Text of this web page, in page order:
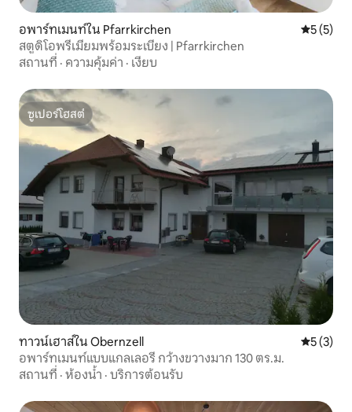
อพาร์ทเมนท์ใน Pfarrkirchen คะแนนเฉ
5 (5)
สตูดิโอพรีเมียมพร้อมระเบียง | Pfarrkirchen
สถานที่ · ความคุ้มค่า · เงียบ
ซูเปอร์โฮสต์
ซูเปอร์โฮสต์
ทาวน์เฮาส์ใน Obernzell คะแนนเฉ
5 (3)
อพาร์ทเมนท์แบบแกลเลอรี กว้างขวางมาก 130 ตร.ม.
สถานที่ · ห้องน้ำ · บริการต้อนรับ